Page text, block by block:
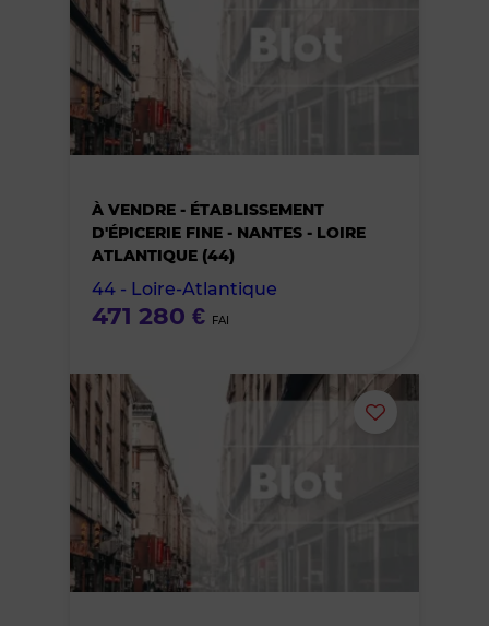
À VENDRE - ÉTABLISSEMENT
D'ÉPICERIE FINE - NANTES - LOIRE
ATLANTIQUE (44)
44 - Loire-Atlantique
471 280 € FAI
Ajouter